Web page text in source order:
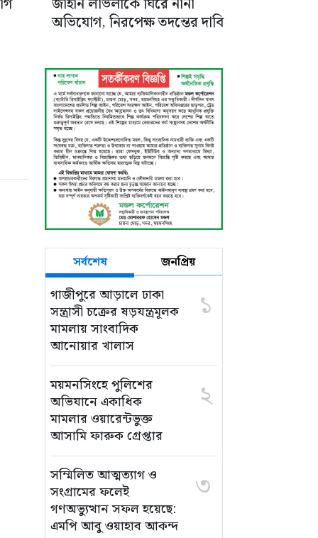
নিরপেক্ষ তদন্তের দাবি
অভিযোগ, নিরপেক্ষ তদন্তের দাবি
সর্বশেষ জনপ্রিয়
গাজীপুরে আড়ালে ঢাকা
সন্ত্রাসী চক্রের ষড়যন্ত্রমূলক
মামলায় সাংবাদিক
আনোয়ার খালাস
১
ময়মনসিংহে পুলিশের
অভিযানে একাধিক
মামলার ওয়ারেন্টভুক্ত
আসামি ফারুক গ্রেপ্তার
২
সম্মিলিত আত্মত্যাগ ও
সংগ্রামের ফলেই
গণঅভ্যুত্থান সফল হয়েছে:
এমপি আবু ওয়াহাব আকন্দ
৩